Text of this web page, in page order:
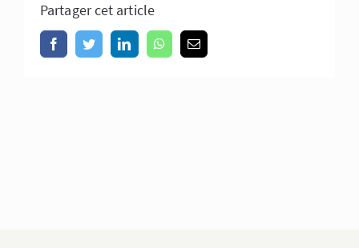
Partager cet article
FacebookTwitterLinkedInWhatsApp
Email